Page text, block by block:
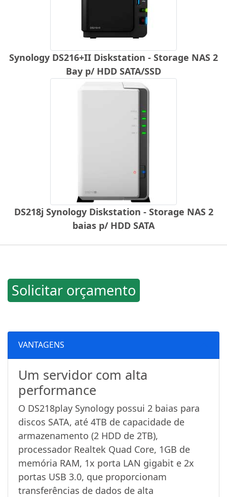
Synology DS216+II Diskstation - Storage NAS 2
Bay p/ HDD SATA/SSD
DS218j Synology Diskstation - Storage NAS 2
baias p/ HDD SATA
Solicitar orçamento
VANTAGENS
Um servidor com alta
performance
O DS218play Synology possui 2 baias para
discos SATA, até 4TB de capacidade de
armazenamento (2 HDD de 2TB),
processador Realtek Quad Core, 1GB de
memória RAM, 1x porta LAN gigabit e 2x
portas USB 3.0, que proporcionam
transferências de dados de alta